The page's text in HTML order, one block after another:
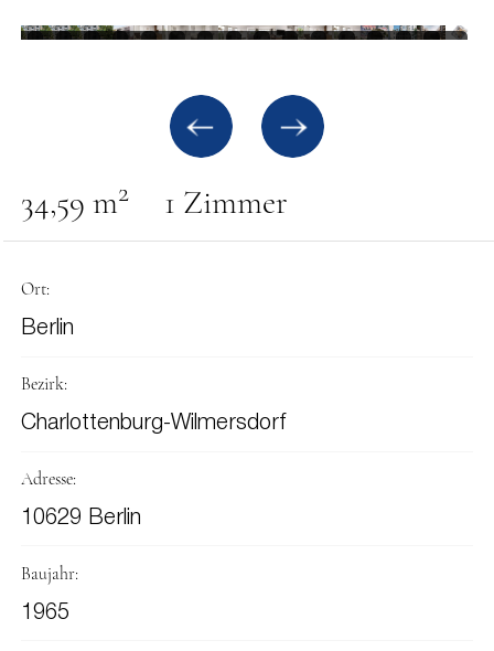
34,59 m2 1 Zimmer
Ort:
Berlin
Bezirk:
Charlottenburg-Wilmersdorf
Adresse:
10629 Berlin
Baujahr:
1965